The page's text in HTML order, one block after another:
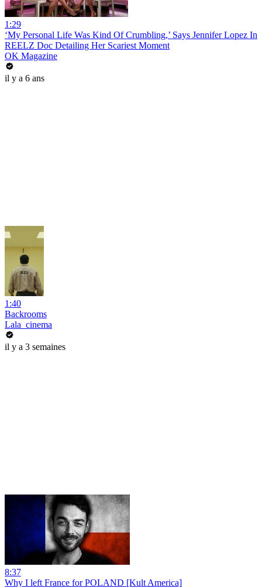
1:29
‘My Personal Life Was Kind Of Crumbling,’ Says Jennifer Lopez In
REELZ Doc Detailing Her Scariest Moment
OK Magazine
il y a 6 ans
1:40
Backrooms
Lala_cinema
il y a 3 semaines
8:37
Why I left France for POLAND [Kult America]